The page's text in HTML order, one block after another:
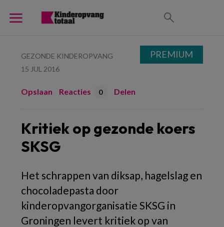
GEZONDE KINDEROPVANG
15 JUL 2016
Opslaan Reacties 0 Delen
Kritiek op gezonde koers
SKSG
Het schrappen van diksap, hagelslag en
chocoladepasta door
kinderopvangorganisatie SKSG in
Groningen levert kritiek op van
PREMIUM